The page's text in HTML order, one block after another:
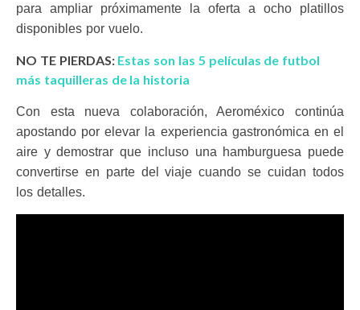
para ampliar próximamente la oferta a ocho platillos
disponibles por vuelo.
NO TE PIERDAS: Estas son las 5 películas de futbol
más taquilleras de la historia
Con esta nueva colaboración, Aeroméxico continúa
apostando por elevar la experiencia gastronómica en el
aire y demostrar que incluso una hamburguesa puede
convertirse en parte del viaje cuando se cuidan todos
los detalles.